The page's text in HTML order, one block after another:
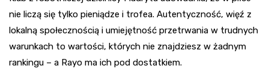
nie liczą się tylko pieniądze i trofea. Autentyczność, więź z
lokalną społecznością i umiejętność przetrwania w trudnych
warunkach to wartości, których nie znajdziesz w żadnym
rankingu – a Rayo ma ich pod dostatkiem.